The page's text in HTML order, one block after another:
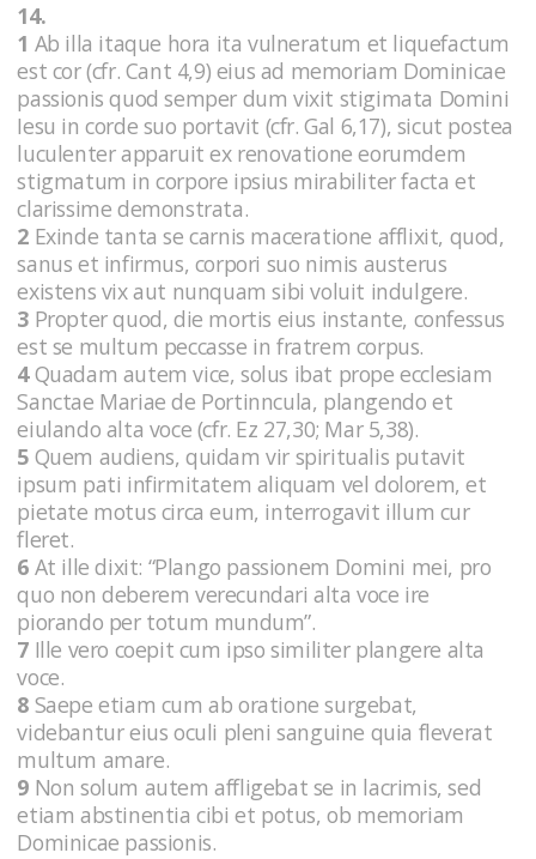
14.
1 Ab illa itaque hora ita vulneratum et liquefactum
est cor (cfr. Cant 4,9) eius ad memoriam Dominicae
passionis quod semper dum vixit stigimata Domini
Iesu in corde suo portavit (cfr. Gal 6,17), sicut postea
luculenter apparuit ex renovatione eorumdem
stigmatum in corpore ipsius mirabiliter facta et
clarissime demonstrata.
2 Exinde tanta se carnis maceratione afflixit, quod,
sanus et infirmus, corpori suo nimis austerus
existens vix aut nunquam sibi voluit indulgere.
3 Propter quod, die mortis eius instante, confessus
est se multum peccasse in fratrem corpus.
4Quadam autem vice, solus ibat prope ecclesiam
Sanctae Mariae de Portinncula, plangendo et
eiulando alta voce (cfr. Ez 27,30; Mar 5,38).
5 Quem audiens, quidam vir spiritualis putavit
ipsum pati infirmitatem aliquam vel dolorem, et
pietate motus circa eum, interrogavit illum cur
fleret.
6 At ille dixit: “Plango passionem Domini mei, pro
quo non deberem verecundari alta voce ire
piorando per totum mundum”.
7 Ille vero coepit cum ipso similiter plangere alta
voce.
8 Saepe etiam cum ab oratione surgebat,
videbantur eius oculi pleni sanguine quia fleverat
multum amare.
9 Non solum autem affligebat se in lacrimis, sed
etiam abstinentia cibi et potus, ob memoriam
Dominicae passionis.